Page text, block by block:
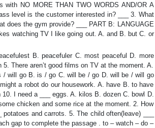
NO MORE THAN TWO WORDS AND/OR A
level is the customer interested in? ___ 3. What
does the gym provide? ___ PART B: LANGUAGE
watching TV I like going out. A. and B. but C. or
B. peacefuler C. most peaceful D. more
There aren’t good films on TV at the moment. A.
will go B. is / go C. will be / go D. will be / will go
a robot do our housework. A. have B. to have
I need a ___ eggs. A. kilos B. dozen C. bowl D.
chicken and some rice at the moment. 2. How
and carrots. 5. The child often(leave) ___
gap to complete the passage . to – watch – do –